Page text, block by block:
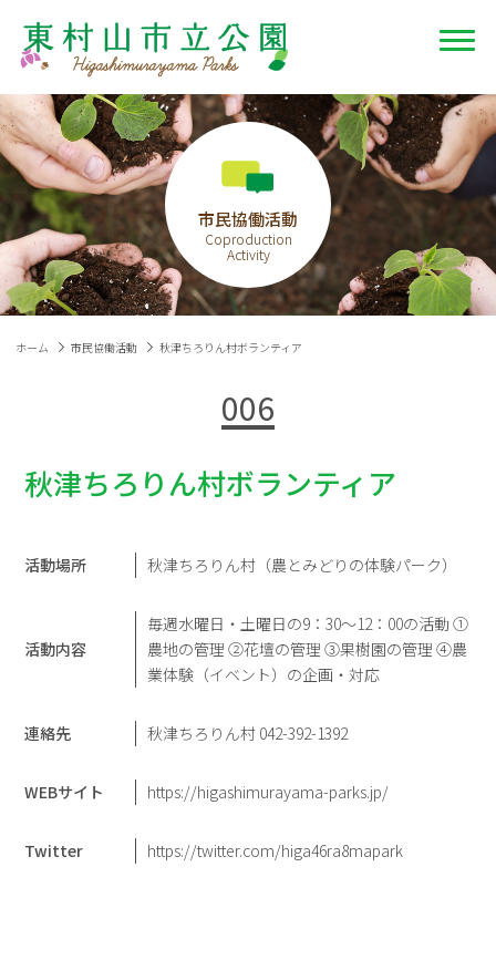
市民協働活動
ホーム 市民協働活動 秋津ちろりん村ボランティア
006
秋津ちろりん村ボランティア
活動場所 秋津ちろりん村（農とみどりの体験パーク）
活動内容
毎週水曜日・土曜日の9：30～12：00の活動 ①
農地の管理 ②花壇の管理 ③果樹園の管理 ④農
業体験（イベント）の企画・対応
連絡先 秋津ちろりん村 042-392-1392
WEBサイト https://higashimurayama-parks.jp/
Twitter https://twitter.com/higa46ra8mapark